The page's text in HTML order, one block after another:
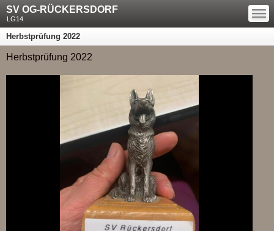
SV OG-RÜCKERSDORF
LG14
—
—
—
Herbstprüfung 2022
Herbstprüfung 2022